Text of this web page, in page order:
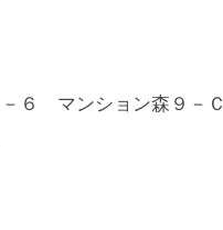
６ マンション森９－Ｃ